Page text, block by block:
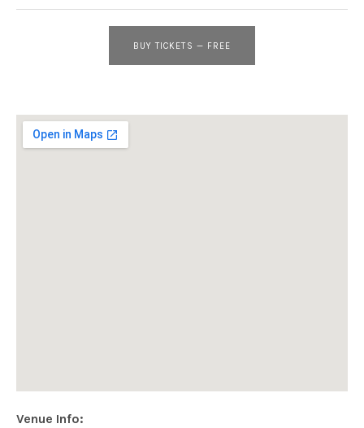
BUY TICKETS — FREE
Venue Info